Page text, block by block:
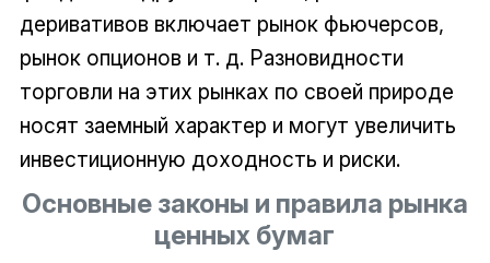
деривативов включает рынок фьючерсов,
рынок опционов и т. д. Разновидности
торговли на этих рынках по своей природе
носят заемный характер и могут увеличить
инвестиционную доходность и риски.
Основные законы и правила рынка
ценных бумаг